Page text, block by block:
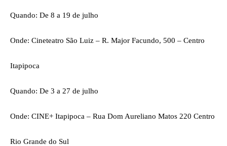
Quando: De 8 a 19 de julho
Onde: Cineteatro São Luiz – R. Major Facundo, 500 – Centro
Itapipoca
Quando: De 3 a 27 de julho
Onde: CINE+ Itapipoca – Rua Dom Aureliano Matos 220 Centro
Rio Grande do Sul